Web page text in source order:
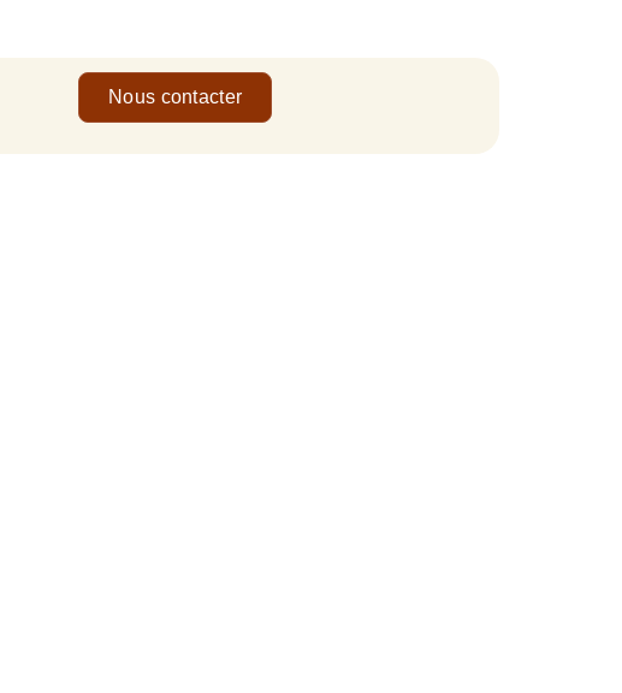
Nous contacter